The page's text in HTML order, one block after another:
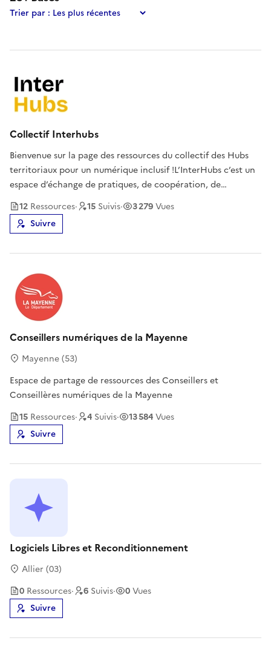
Trier par :
Collectif Interhubs
Bienvenue sur la page des ressources du collectif des Hubs
territoriaux pour un numérique inclusif !L’InterHubs c’est un
espace d’échange de pratiques, de coopération, de
créations de ressources entre Hubs pour les Hubs.
L'InterHubs produit également des ressources pour
l'ensemble des acteurs de l'e
12 Ressources· 15 Suivis· 3 279Vues
Suivre
Conseillers numériques de la Mayenne
Espace de partage de ressources des Conseillers et
Conseillères numériques de la Mayenne
Mayenne (53)
15 Ressources· 4 Suivis· 13 584Vues
Suivre
Logiciels Libres et Reconditionnement
Allier (03)
0 Ressources· 6 Suivis· 0Vues
Suivre